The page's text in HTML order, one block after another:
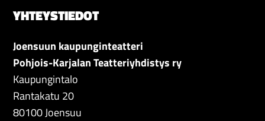
YHTEYSTIEDOT
Joensuun kaupunginteatteri
Pohjois-Karjalan Teatteriyhdistys ry
Kaupungintalo
Rantakatu 20
80100 Joensuu